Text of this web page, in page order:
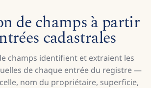
de champs à partir
cadastrales
champs identifient et extraient les
de chaque entrée du registre —
nom du propriétaire, superficie,